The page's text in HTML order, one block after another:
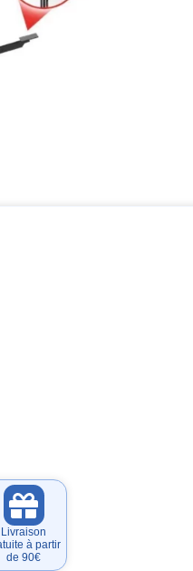
Livraison
à partir
de 90€